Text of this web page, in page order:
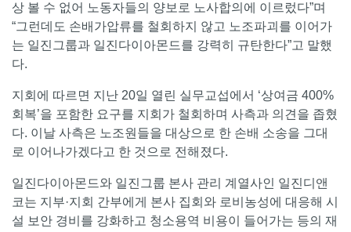
상 볼 수 없어 노동자들의 양보로 노사합의에 이르렀다”며
“그런데도 손배가압류를 철회하지 않고 노조파괴를 이어가
는 일진그룹과 일진다이아몬드를 강력히 규탄한다”고 말했
다.
지회에 따르면 지난 20일 열린 실무교섭에서 ‘상여금 400%
회복’을 포함한 요구를 지회가 철회하며 사측과 의견을 좁혔
다. 이날 사측은 노조원들을 대상으로 한 손배 소송을 그대
로 이어나가겠다고 한 것으로 전해졌다.
일진다이아몬드와 일진그룹 본사 관리 계열사인 일진디앤
코는 지부·지회 간부에게 본사 집회와 로비농성에 대응해 시
설 보안 경비를 강화하고 청소용역 비용이 들어가는 등의 재